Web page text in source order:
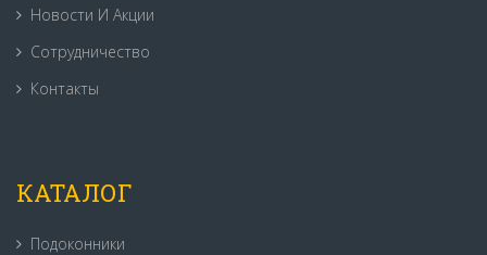
Новости И Акции
Сотрудничество
Контакты
КАТАЛОГ
Подоконники